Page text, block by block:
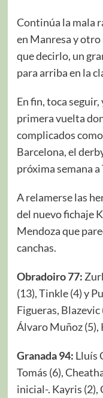
Continúa la mala
en Manresa y otro
que decirlo, un
para arriba en la
En fin, toca
primera vuelta
complicados
Barcelona, el
próxima semana a
A relamerse las
del nuevo fichaje
Mendoza que
canchas.
Obradoiro 77:
(13), Tinkle (4) y
Figueras, Blazevic
Álvaro Muñoz (5),
Granada 94: Lluís
Tomás (6),
inicial-. Kayris (2),